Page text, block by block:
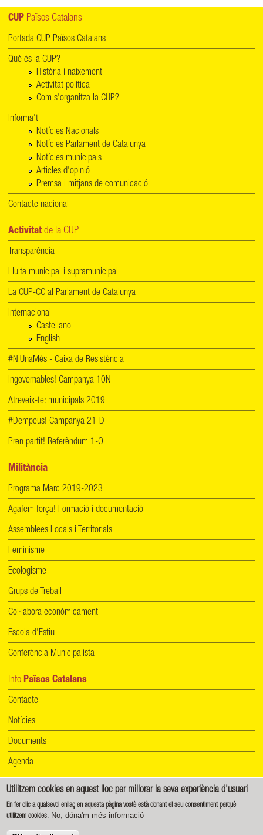
CUP Països Catalans
Portada CUP Països Catalans
Què és la CUP?
Història i naixement
Activitat política
Com s'organitza la CUP?
Informa't
Notícies Nacionals
Notícies Parlament de Catalunya
Notícies municipals
Articles d'opinió
Premsa i mitjans de comunicació
Contacte nacional
Activitat de la CUP
Transparència
Lluita municipal i supramunicipal
La CUP-CC al Parlament de Catalunya
Internacional
Castellano
English
#NiUnaMés - Caixa de Resistència
Ingovernables! Campanya 10N
Atreveix-te: municipals 2019
#Dempeus! Campanya 21-D
Pren partit! Referèndum 1-O
Militància
Programa Marc 2019-2023
Agafem força! Formació i documentació
Assemblees Locals i Territorials
Feminisme
Ecologisme
Grups de Treball
Col·labora econòmicament
Escola d'Estiu
Conferència Municipalista
Info Països Catalans
Contacte
Notícies
Documents
Agenda
Informació de protecció de dades Política de cookies
Creative Commons - Reconeixement-CompartirIgual 4.0 Internacional (CC BY-SA 4.0)
Utilitzem cookies en aquest lloc per millorar la seva experiència d'usuari
En fer clic a qualsevol enllaç en aquesta pàgina vostè està donant el seu consentiment perquè
utilitzem cookies. No, dóna'm més informació